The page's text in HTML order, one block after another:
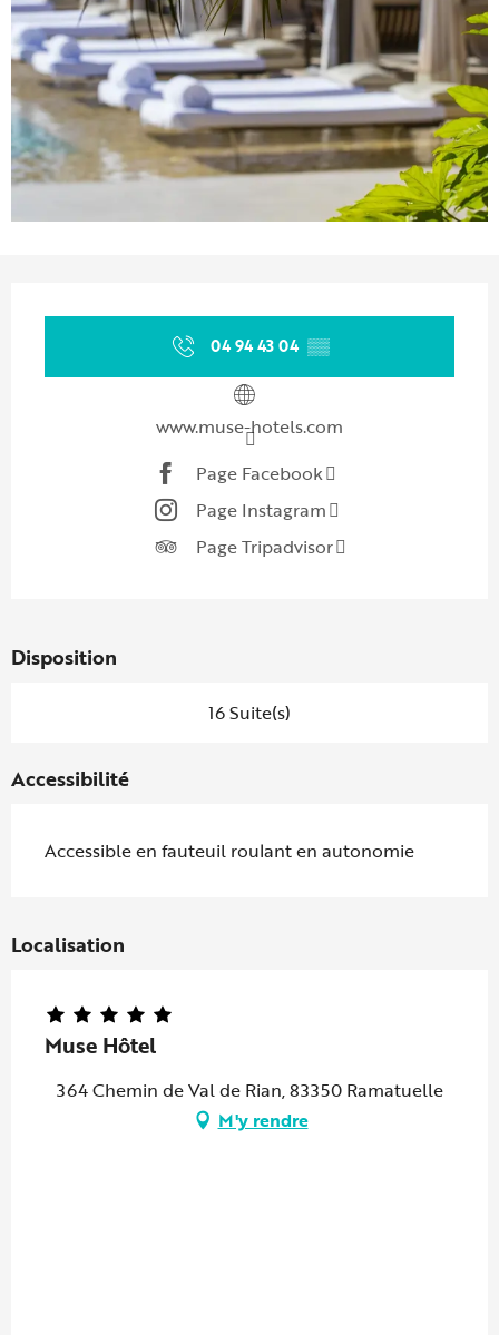
04 94 43 04 ▒▒
www.muse-hotels.com
Page Facebook
Page Instagram
Page Tripadvisor
Disposition
16 Suite(s)
Accessibilité
Accessible en fauteuil roulant en autonomie
Localisation
Muse Hôtel
364 Chemin de Val de Rian, 83350 Ramatuelle
M'y rendre